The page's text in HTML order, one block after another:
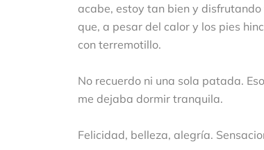
acabe, estoy tan bien y
que, a pesar del calor y los pies
con terremotillo.
No recuerdo ni una sola patada.
me dejaba dormir tranquila.
Felicidad, belleza, alegría.